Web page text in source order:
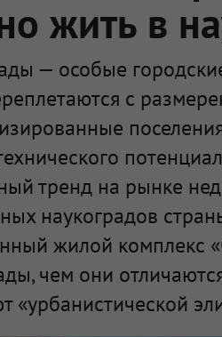
жить в
— особые
с
тренд на рынке
наукоградов
жилой комплекс
чем они
«урбанистической